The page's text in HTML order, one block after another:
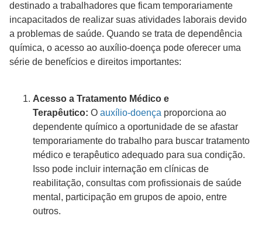
destinado a trabalhadores que ficam temporariamente
incapacitados de realizar suas atividades laborais devido
a problemas de saúde. Quando se trata de dependência
química, o acesso ao auxílio-doença pode oferecer uma
série de benefícios e direitos importantes:
Acesso a Tratamento Médico e
Terapêutico: O auxílio-doença proporciona ao
dependente químico a oportunidade de se afastar
temporariamente do trabalho para buscar tratamento
médico e terapêutico adequado para sua condição.
Isso pode incluir internação em clínicas de
reabilitação, consultas com profissionais de saúde
mental, participação em grupos de apoio, entre
outros.